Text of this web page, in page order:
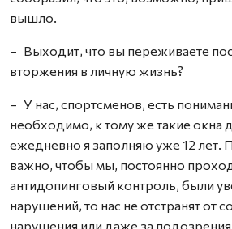
вышло.
– Выходит, что вы переживаете
вторжения в личную жизнь?
– У нас, спортсменов, есть
необходимо, к тому же такие окна
ежедневно я заполняю уже 12
важно, чтобы мы, постоянно
антидопинговый контроль, были
нарушений, то нас не отстранят от
нарушения или даже за